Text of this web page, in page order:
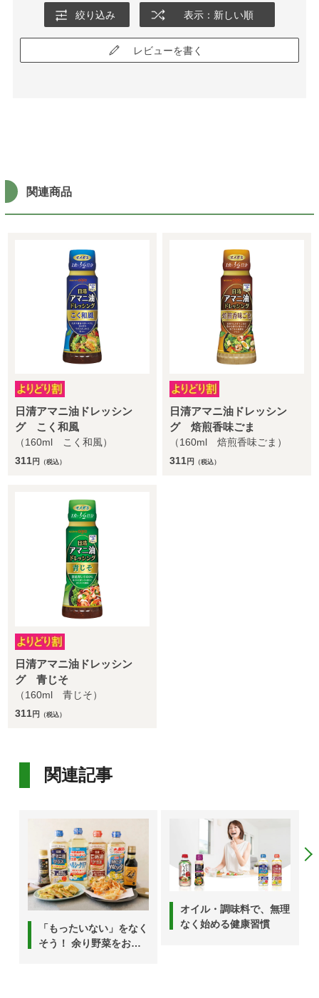
絞り込み 表示：新しい順
レビューを書く
関連商品
日清アマニ油ドレッシン
グ こく和風
（160ml こく和風）
311円 （税込）
日清アマニ油ドレッシン
グ 焙煎香味ごま
（160ml 焙煎香味ごま）
311円 （税込）
日清アマニ油ドレッシン
グ 青じそ
（160ml 青じそ）
311円 （税込）
関連記事
「もったいない」をなく
そう！ 余り野菜をおい
オイル・調味料で、無理
なく始める健康習慣